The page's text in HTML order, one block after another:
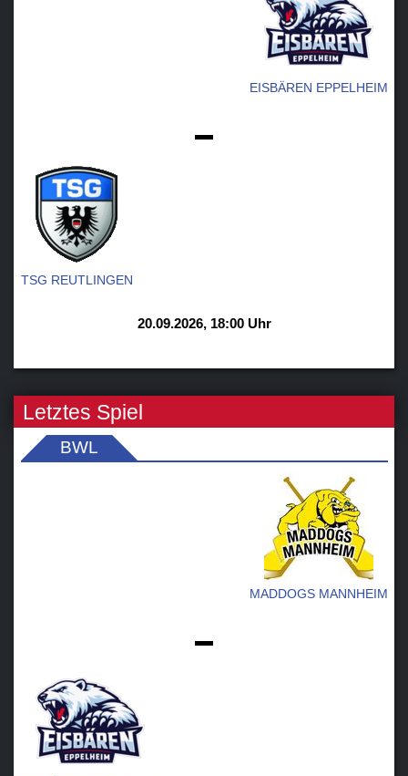
EISBÄREN EPPELHEIM
TSG REUTLINGEN
20.09.2026, 18:00 Uhr
Letztes Spiel
BWL
MADDOGS MANNHEIM
-